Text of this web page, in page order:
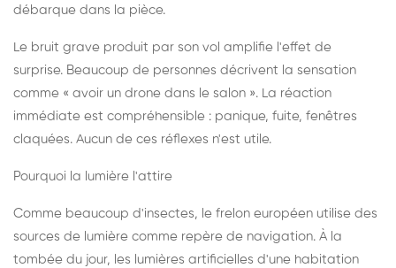
débarque dans la pièce.
Le bruit grave produit par son vol amplifie l'effet de
surprise. Beaucoup de personnes décrivent la sensation
comme « avoir un drone dans le salon ». La réaction
immédiate est compréhensible : panique, fuite, fenêtres
claquées. Aucun de ces réflexes n'est utile.
Pourquoi la lumière l'attire
Comme beaucoup d'insectes, le frelon européen utilise des
sources de lumière comme repère de navigation. À la
tombée du jour, les lumières artificielles d'une habitation